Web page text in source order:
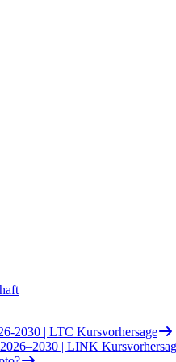
2030 | LTC Kursvorhersage
| LINK